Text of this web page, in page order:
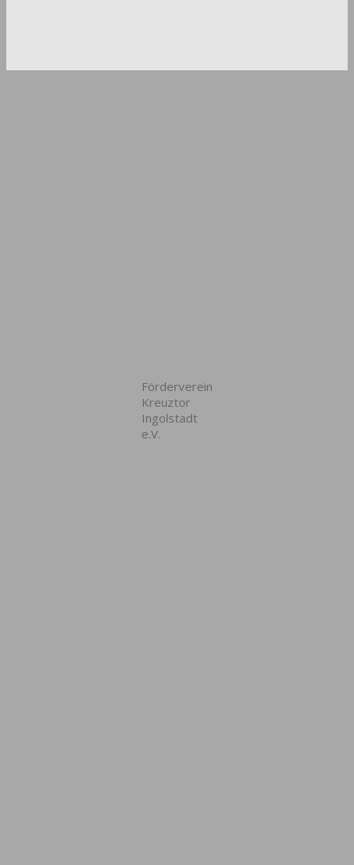
Förderverein
Kreuztor
Ingolstadt
e.V.